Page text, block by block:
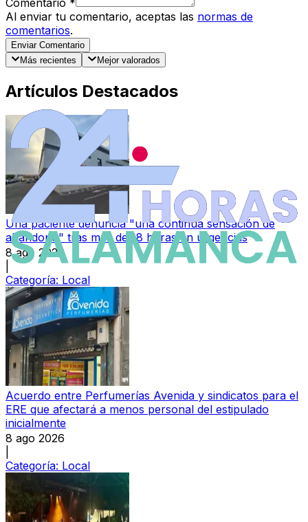
Al enviar tu comentario, aceptas las normas de
comentarios.
Enviar Comentario
Más recientes
Mejor valorados
Artículos Destacados
Una paciente denuncia "una continua sensación de
abandono" tras más de 18 horas en urgencias
8 ago 2026
Categoría: Local
Acuerdo entre Perfumerías Avenida y sindicatos para el
ERE que afectará a menos personal del estipulado
inicialmente
8 ago 2026
Categoría: Local